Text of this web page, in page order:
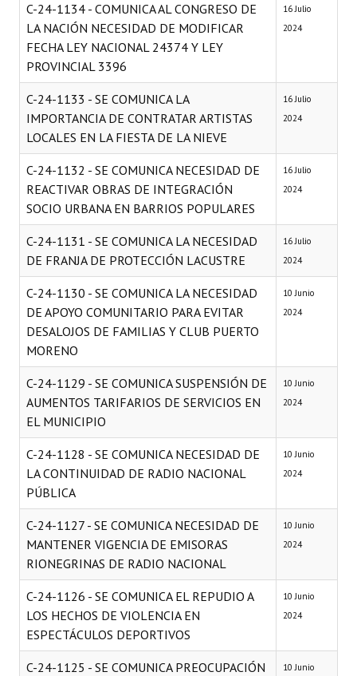
C-24-1134 - COMUNICA AL CONGRESO DE
LA NACIÓN NECESIDAD DE MODIFICAR
FECHA LEY NACIONAL 24374 Y LEY
PROVINCIAL 3396
16 Julio
2024
C-24-1133 - SE COMUNICA LA
IMPORTANCIA DE CONTRATAR ARTISTAS
LOCALES EN LA FIESTA DE LA NIEVE
16 Julio
2024
C-24-1132 - SE COMUNICA NECESIDAD DE
REACTIVAR OBRAS DE INTEGRACIÓN
SOCIO URBANA EN BARRIOS POPULARES
16 Julio
2024
C-24-1131 - SE COMUNICA LA NECESIDAD
DE FRANJA DE PROTECCIÓN LACUSTRE
16 Julio
2024
C-24-1130 - SE COMUNICA LA NECESIDAD
DE APOYO COMUNITARIO PARA EVITAR
DESALOJOS DE FAMILIAS Y CLUB PUERTO
MORENO
10 Junio
2024
C-24-1129 - SE COMUNICA SUSPENSIÓN DE
AUMENTOS TARIFARIOS DE SERVICIOS EN
EL MUNICIPIO
10 Junio
2024
C-24-1128 - SE COMUNICA NECESIDAD DE
LA CONTINUIDAD DE RADIO NACIONAL
PÚBLICA
10 Junio
2024
C-24-1127 - SE COMUNICA NECESIDAD DE
MANTENER VIGENCIA DE EMISORAS
RIONEGRINAS DE RADIO NACIONAL
10 Junio
2024
C-24-1126 - SE COMUNICA EL REPUDIO A
LOS HECHOS DE VIOLENCIA EN
ESPECTÁCULOS DEPORTIVOS
10 Junio
2024
C-24-1125 - SE COMUNICA PREOCUPACIÓN
10 Junio